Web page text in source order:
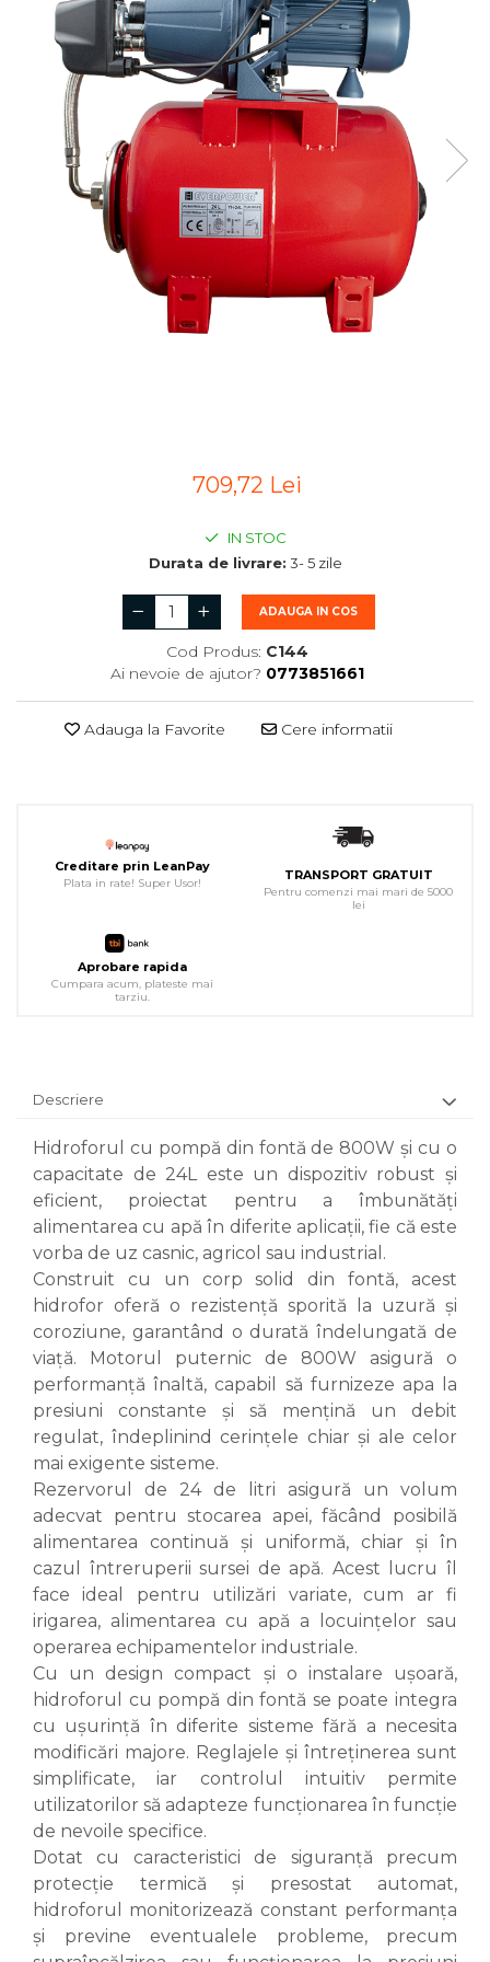
709,72 Lei
IN STOC
Durata de livrare: 3- 5 zile
ADAUGA IN COS
Cod Produs: C144
Ai nevoie de ajutor? 0773851661
Adauga la Favorite Cere informatii
Creditare prin LeanPay
Plata in rate! Super Usor!
TRANSPORT GRATUIT
Pentru comenzi mai mari de 5000
lei
Aprobare rapida
Cumpara acum, plateste mai
tarziu.
Descriere
Hidroforul cu pompă din fontă de 800W și cu o
capacitate de 24L este un dispozitiv robust și
eficient, proiectat pentru a îmbunătăți
alimentarea cu apă în diferite aplicații, fie că este
vorba de uz casnic, agricol sau industrial.
Construit cu un corp solid din fontă, acest
hidrofor oferă o rezistență sporită la uzură și
coroziune, garantând o durată îndelungată de
viață. Motorul puternic de 800W asigură o
performanță înaltă, capabil să furnizeze apa la
presiuni constante și să mențină un debit
regulat, îndeplinind cerințele chiar și ale celor
mai exigente sisteme.
Rezervorul de 24 de litri asigură un volum
adecvat pentru stocarea apei, făcând posibilă
alimentarea continuă și uniformă, chiar și în
cazul întreruperii sursei de apă. Acest lucru îl
face ideal pentru utilizări variate, cum ar fi
irigarea, alimentarea cu apă a locuințelor sau
operarea echipamentelor industriale.
Cu un design compact și o instalare ușoară,
hidroforul cu pompă din fontă se poate integra
cu ușurință în diferite sisteme fără a necesita
modificări majore. Reglajele și întreținerea sunt
simplificate, iar controlul intuitiv permite
utilizatorilor să adapteze funcționarea în funcție
de nevoile specifice.
Dotat cu caracteristici de siguranță precum
protecție termică și presostat automat,
hidroforul monitorizează constant performanța
și previne eventualele probleme, precum